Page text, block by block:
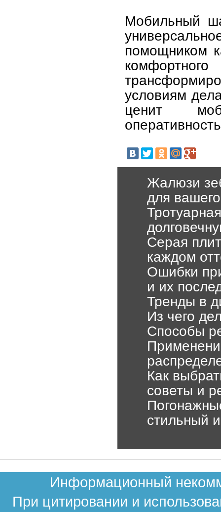
Мобильный
помощником
условиям
ценит
Жалюзи
для
Серая
каждом
Ошибки
и их
Тренды в
Из чего
Способы
Как
советы и
стильный
Информационный
При цитировании и